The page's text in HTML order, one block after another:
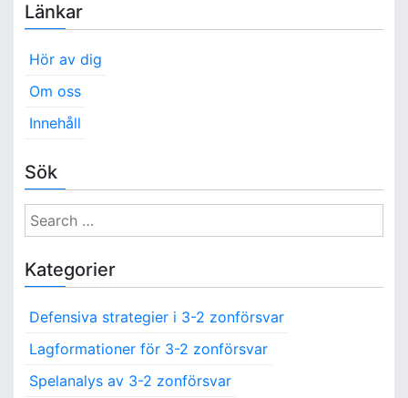
Länkar
Hör av dig
Om oss
Innehåll
Sök
S
e
a
r
h
Kategorier
Defensiva strategier i 3-2 zonförsvar
Lagformationer för 3-2 zonförsvar
Spelanalys av 3-2 zonförsvar